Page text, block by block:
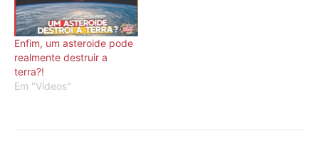
Enfim, um asteroide pode
realmente destruir a
terra?!
Em "Vídeos"